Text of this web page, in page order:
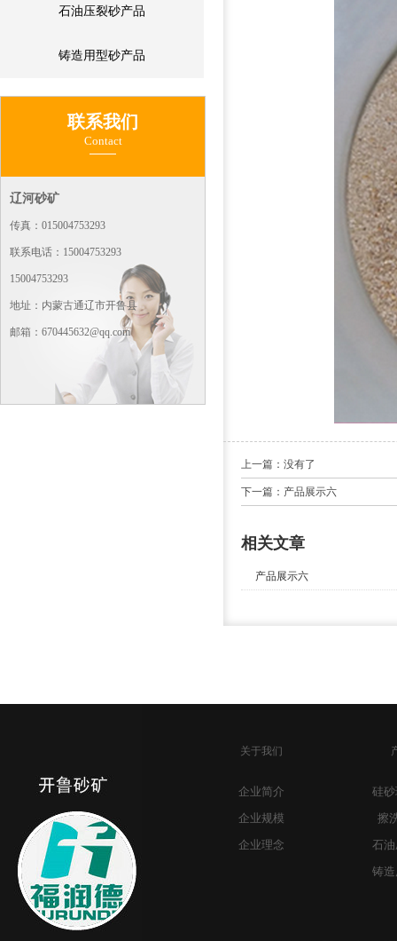
石油压裂砂产品
铸造用型砂产品
联系我们
Contact
辽河砂矿
传真：015004753293
联系电话：15004753293
15004753293
地址：内蒙古通辽市开鲁县
邮箱：670445632@qq.com
上一篇：没有了
下一篇：产品展示六
相关文章
产品展示六
关于我们
企业简介
企业规模
企业理念
硅
擦
石
铸